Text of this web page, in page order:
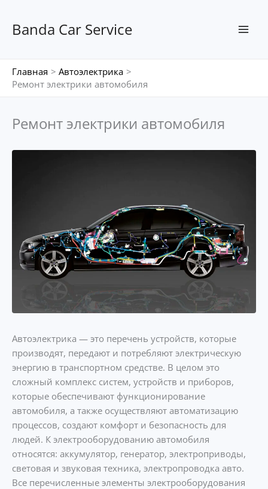
содержимому
Banda Car Service
Главная
Автоэлектрика
Ремонт электрики автомобиля
Ремонт электрики автомобиля
Автоэлектрика — это перечень устройств, которые
производят, передают и потребляют электрическую
энергию в транспортном средстве. В целом это
сложный комплекс систем, устройств и приборов,
которые обеспечивают функционирование
автомобиля, а также осуществляют автоматизацию
процессов, создают комфорт и безопасность для
людей. К электрооборудованию автомобиля
относятся: аккумулятор, генератор, электроприводы,
световая и звуковая техника, электропроводка авто.
Все перечисленные элементы электрооборудования